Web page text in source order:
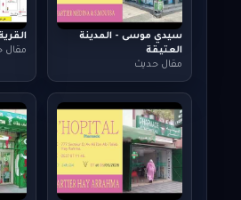
سيدي موسى - المدينة
العتيقة
مقال حديث
مقال